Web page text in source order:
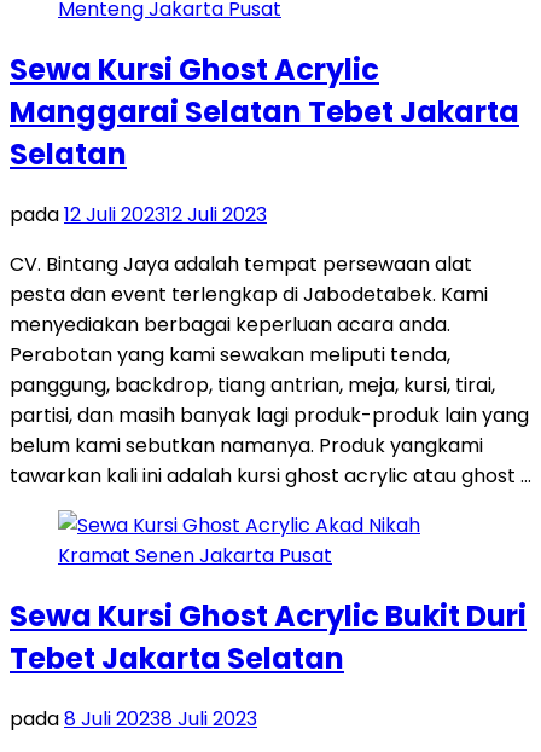
Sewa Kursi Ghost Acrylic
Manggarai Selatan Tebet Jakarta
Selatan
pada12 Juli 202312 Juli 2023
CV. Bintang Jaya adalah tempat persewaan alat
pesta dan event terlengkap di Jabodetabek. Kami
menyediakan berbagai keperluan acara anda.
Perabotan yang kami sewakan meliputi tenda,
panggung, backdrop, tiang antrian, meja, kursi, tirai,
partisi, dan masih banyak lagi produk-produk lain yang
belum kami sebutkan namanya. Produk yangkami
tawarkan kali ini adalah kursi ghost acrylic atau ghost …
Sewa Kursi Ghost Acrylic Bukit Duri
Tebet Jakarta Selatan
pada8 Juli 20238 Juli 2023